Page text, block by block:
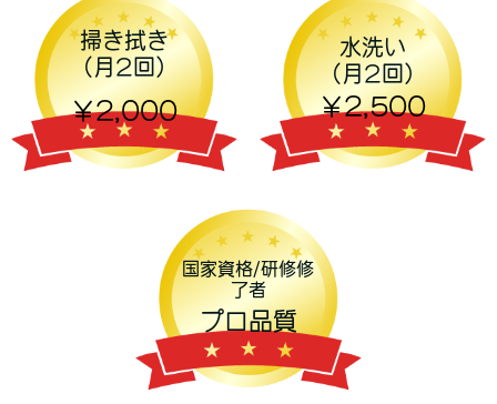
掃き拭き
（月2回）
￥2,000
水洗い
（月2回）
￥2,500
国家資格/研修修
了者
プロ品質